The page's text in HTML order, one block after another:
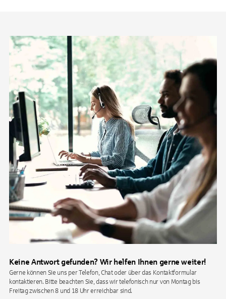
Keine Antwort gefunden? Wir helfen Ihnen gerne weiter!
Gerne können Sie uns per Telefon, Chat oder über das Kontaktformular
kontaktieren. Bitte beachten Sie, dass wir telefonisch nur von Montag bis
Freitag zwischen 8 und 18 Uhr erreichbar sind.